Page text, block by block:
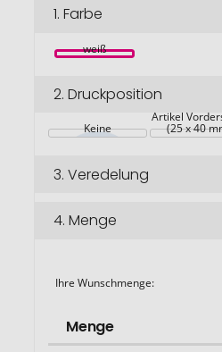
Bildgalerie
1. Farbe
weiß
2. Druckposition
Keine
Artikel
(25 x 40
3. Veredelung
4. Menge
Ihre Wunschmenge:
Menge